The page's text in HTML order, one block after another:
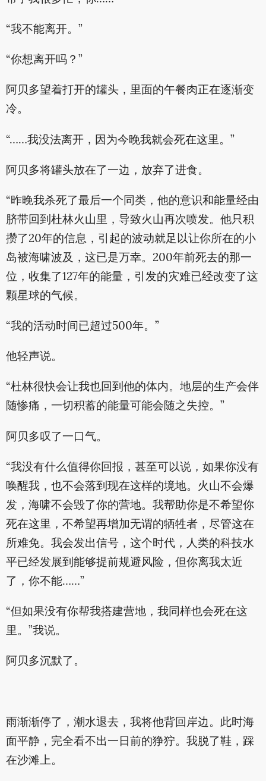
“我不能离开。”
“你想离开吗？”
阿贝多望着打开的罐头，里面的午餐肉正在逐渐变
冷。
“……我没法离开，因为今晚我就会死在这里。”
阿贝多将罐头放在了一边，放弃了进食。
“昨晚我杀死了最后一个同类，他的意识和能量经由
脐带回到杜林火山里，导致火山再次喷发。他只积
攒了20年的信息，引起的波动就足以让你所在的小
岛被海啸波及，这已是万幸。200年前死去的那一
位，收集了127年的能量，引发的灾难已经改变了这
颗星球的气候。
“我的活动时间已超过500年。”
他轻声说。
“杜林很快会让我也回到他的体内。地层的生产会伴
随惨痛，一切积蓄的能量可能会随之失控。”
阿贝多叹了一口气。
“我没有什么值得你回报，甚至可以说，如果你没有
唤醒我，也不会落到现在这样的境地。火山不会爆
发，海啸不会毁了你的营地。我帮助你是不希望你
死在这里，不希望再增加无谓的牺牲者，尽管这在
所难免。我会发出信号，这个时代，人类的科技水
平已经发展到能够提前规避风险，但你离我太近
了，你不能……”
“但如果没有你帮我搭建营地，我同样也会死在这
里。”我说。
阿贝多沉默了。
雨渐渐停了，潮水退去，我将他背回岸边。此时海
面平静，完全看不出一日前的狰狞。我脱了鞋，踩
在沙滩上。